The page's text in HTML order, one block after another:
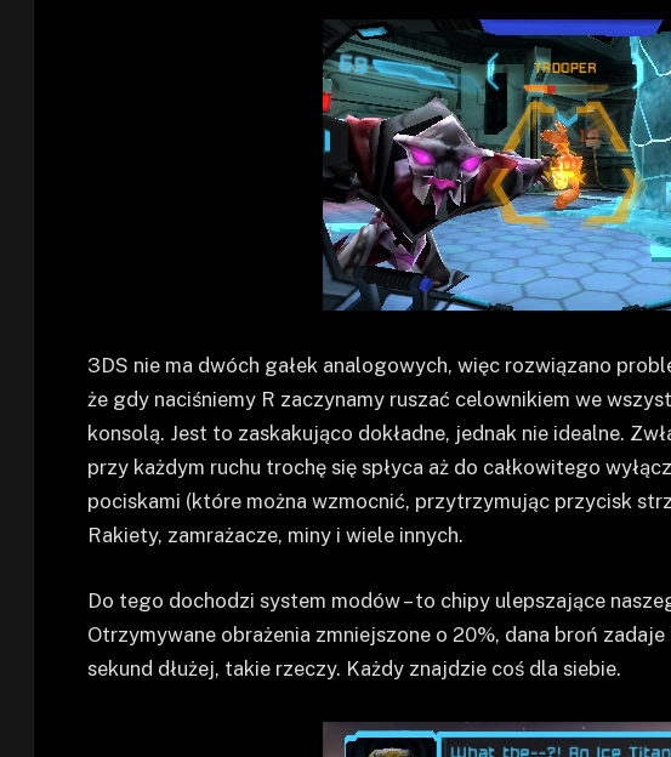
3DS nie ma dwóch gałek analogowych, więc rozwiązano
że gdy naciśniemy R zaczynamy ruszać celownikiem we
konsolą. Jest to zaskakująco dokładne, jednak nie idealne.
przy każdym ruchu trochę się spłyca aż do całkowitego
pociskami (które można wzmocnić, przytrzymując przycisk
Rakiety, zamrażacze, miny i wiele innych.
Do tego dochodzi system modów – to chipy ulepszające
Otrzymywane obrażenia zmniejszone o 20%, dana broń
sekund dłużej, takie rzeczy. Każdy znajdzie coś dla siebie.